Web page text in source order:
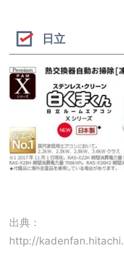
日立
出典：
http://